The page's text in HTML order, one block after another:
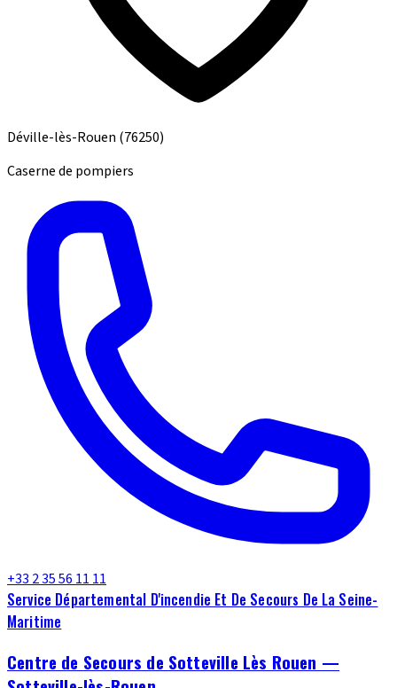
Déville-lès-Rouen (76250)
Caserne de pompiers
+33 2 35 56 11 11
Service Départemental D'incendie Et De Secours De La Seine-
Maritime
Centre de Secours de Sotteville Lès Rouen —